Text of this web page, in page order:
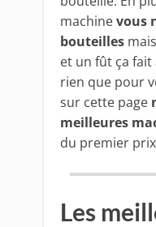
machinevous
bouteilles
et un fût ça fait
rien que pour
sur cette page
meilleures
du premier
Les